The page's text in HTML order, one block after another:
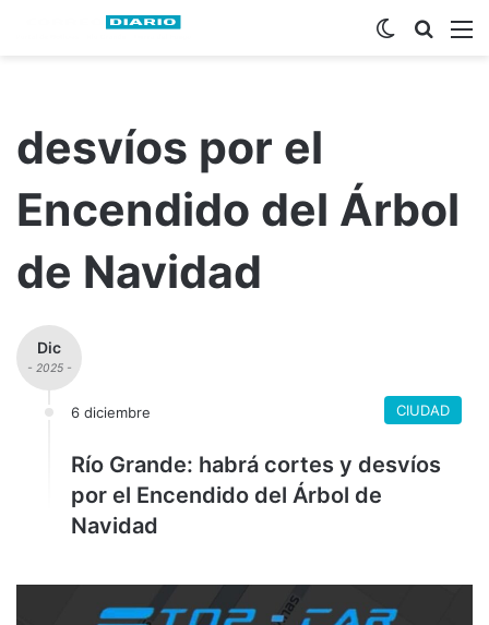
Buscar
Switch skin
desvíos por el
Encendido del Árbol
de Navidad
Dic
- 2025 -
6 diciembre CIUDAD
Río Grande: habrá cortes y desvíos
por el Encendido del Árbol de
Navidad